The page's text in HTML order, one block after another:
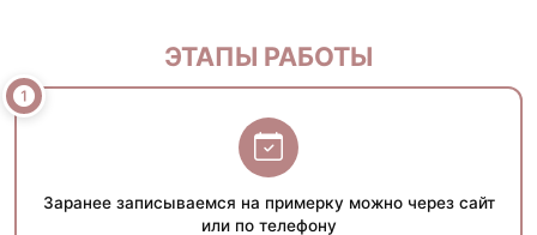
ЭТАПЫ РАБОТЫ
Заранее записываемся на примерку можно через сайт
или по телефону